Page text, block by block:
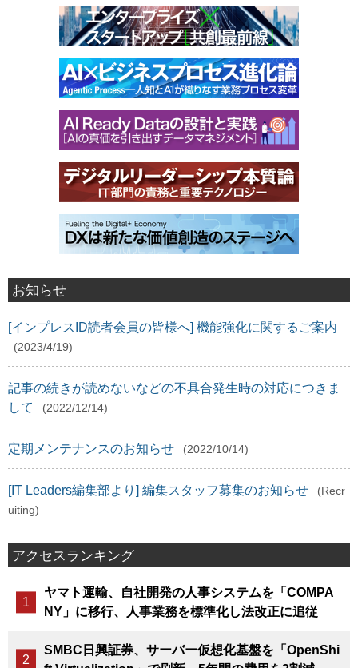
お知らせ
[インプレスID読者会員の皆様へ] 機能強化に関するご案内
(2023/4/19)
記事の続きが読めないなどの不具合発生時の対応につきま
して
(2022/12/14)
定期メンテナンスのお知らせ (2022/10/14)
[IT Leaders編集部より] 編集スタッフ募集のお知らせ
(Recr
uiting)
アクセスランキング
ヤマト運輸、自社開発の人事システムを「COMPA
NY」に移行、人事業務を標準化し法改正に追従
SMBC日興証券、サーバー仮想化基盤を「OpenShi